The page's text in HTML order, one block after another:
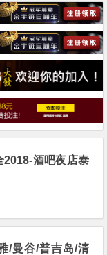
2018-酒吧夜店泰
/曼谷/普吉岛/清